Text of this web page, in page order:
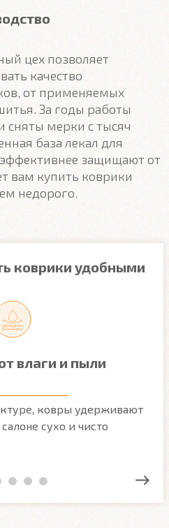
цех позволяет
качество
от применяемых
За годы работы
мерки с тысяч
база лекал для
защищают от
вам купить коврики
недорого.
коврики удобными
влаги и пыли
ковры удерживают
сухо и чисто